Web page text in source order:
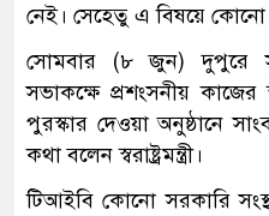
নেই। সেহেতু এ বিষয়ে কোনো
সোমবার (৮ জুন) দুপুরে
সভাকক্ষে প্রশংসনীয়
পুরস্কার দেওয়া অনুষ্ঠানে
কথা বলেন স্বরাষ্ট্রমন্ত্রী।
টিআইবি কোনো সরকারি